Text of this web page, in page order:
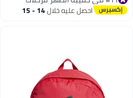
10
#11 في حقيبة الظهر للرحلات احصل عليه خلال 14 - 15
اغسطس